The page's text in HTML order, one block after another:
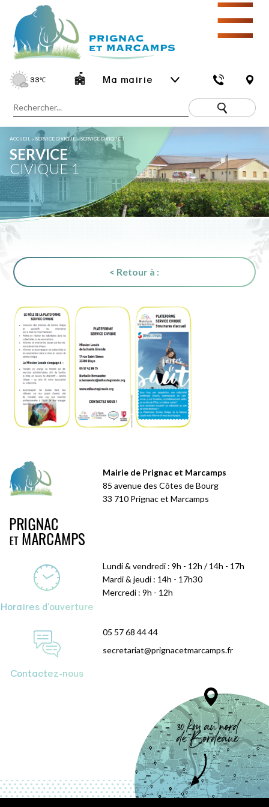
33℃ Ma mairie
☰
ACCUEIL »SERVICE CIVIQUE»SERVICE CIVIQUE 1
SERVICE
CIVIQUE 1
< Retour à :
Mairie de Prignac et Marcamps
85 avenue des Côtes de Bourg
33 710 Prignac et Marcamps
Horaires d'ouverture
Lundi & vendredi : 9h - 12h / 14h - 17h
Mardi & jeudi : 14h - 17h30
Mercredi : 9h - 12h
Contactez-nous
05 57 68 44 44
secretariat@prignacetmarcamps.fr